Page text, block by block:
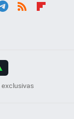
exclusivas